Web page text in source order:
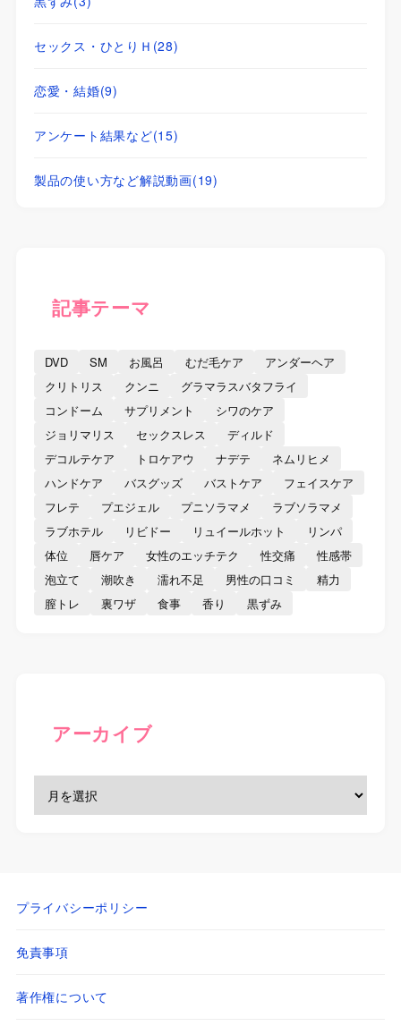
セックス・ひとりＨ (28)
恋愛・結婚(9)
アンケート結果など(15)
製品の使い方など解説動画(19)
記事テーマ
DVD SM お風呂 むだ毛ケア
アンダーヘア
クリトリス
クンニ
グラマラスバタフライ
コンドーム
サプリメント
シワのケア
ジョリマリス
セックスレス
ディルド
デコルテケア
トロケアウ ナデテ
ネムリヒメ
ハンドケア
バスグッズ バストケア
フェイスケア
フレテ
プエジェル プニソラマメ
ラブソラマメ
ラブホテル
リビドー リュイールホット
リンパ
体位
唇ケア 女性のエッチテク 性交痛
性感帯
泡立て
潮吹き 濡れ不足 男性の口コミ
精力
膣トレ
裏ワザ 食事 香り 黒ずみ
アーカイブ
プライバシーポリシー
免責事項
著作権について